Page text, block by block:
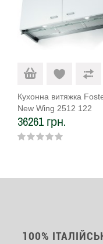
Кухонна витяжка
New Wing 2512 122
36261 грн.
100%